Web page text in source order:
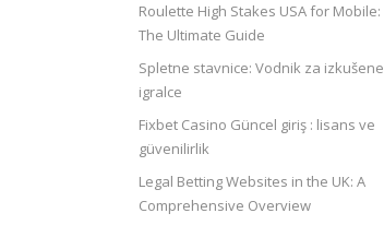
Roulette High Stakes USA for Mobile:
The Ultimate Guide
Spletne stavnice: Vodnik za izkušene
igralce
Fixbet Casino Güncel giriş : lisans ve
güvenilirlik
Legal Betting Websites in the UK: A
Comprehensive Overview